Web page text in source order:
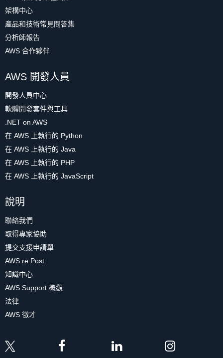
架構中心
產品和技術常見問答集
分析師報告
AWS 合作夥伴
AWS 開發人員
開發人員中心
軟體開發套件與工具
.NET on AWS
在 AWS 上執行的 Python
在 AWS 上執行的 Java
在 AWS 上執行的 PHP
在 AWS 上執行的 JavaScript
說明
聯絡我們
取得專家協助
提交支援申請單
AWS re:Post
知識中心
AWS Support 概觀
法律
AWS 徵才